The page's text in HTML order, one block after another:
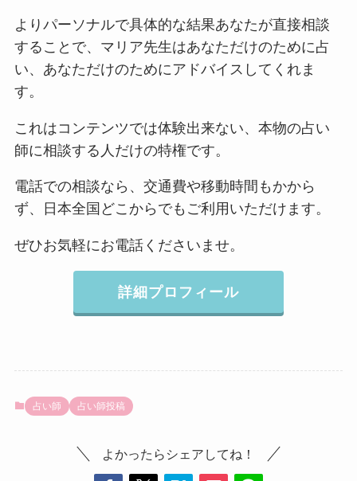
よりパーソナルで具体的な結果あなたが直接相談
することで、マリア先生はあなただけのために占
い、あなただけのためにアドバイスしてくれま
す。
これはコンテンツでは体験出来ない、本物の占い
師に相談する人だけの特権です。
電話での相談なら、交通費や移動時間もかから
ず、日本全国どこからでもご利用いただけます。
ぜひお気軽にお電話くださいませ。
詳細プロフィール
占い師 占い師投稿
よかったらシェアしてね！